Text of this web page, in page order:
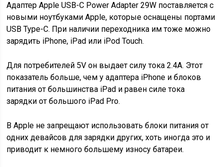
Адаптер Apple USB-C Power Adapter 29W поставляется с
новыми ноутбуками Apple, которые оснащены портами
USB Type-C. При наличии переходника им тоже можно
зарядить iPhone, iPad или iPod Touch.
Для потребителей 5V он выдает силу тока 2.4А. Этот
показатель больше, чем у адаптера iPhone и блоков
питания от большинства iPad и равен силе тока
зарядки от большого iPad Pro.
В Apple не запрещают использовать блоки питания от
одних девайсов для зарядки других, хоть иногда это и
приводит к немного большему износу батареи.